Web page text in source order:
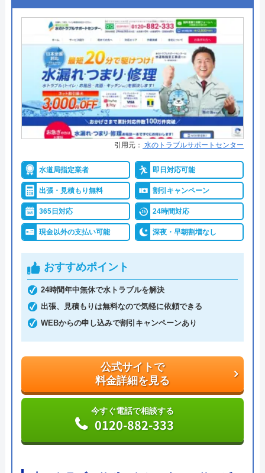
所在地
〒564-0052
大阪府吹田市広芝町6-10
対応エリア 全国
●出張見積もり 無料見積り
●支払い方法
カード支払い、コンビニ、銀行支
払、後払い
●累計実績
問い合わせ数10万件以上（2021年5
月累計）
●保証・保険
取り付け器具には1～5年間のメー
カー保証 ※消耗品など一部サービ
スを除く。
詳細は公式HPでご確認ください
水の110番救急車がおすすめの理由
「水の110番救急車」は株式会社RSが運営する水ま
わりの緊急対応サービスです。トイレ、お風呂、キ
ッチンなどの蛇口や排水溝・排水口・排水管つまり
や水漏れ修理に対応。受付時間は7:00～22:00です。
365日年中無休で営業しているので、週末や祝日で
も依頼が可能です。電話を掛けると、受付から最短
30分で駆けつけてくれます。排水管のつまり、あふ
くれます。
「WEBを見た」と伝えれば、料金から1,000円割引
に。例えば排水管の修理見積は0円。排水管修理費
用は2,200円～。業界最安値に挑戦しているので、良
心的な価格です。
引用元： 水のトラブルサポートセンター
水道局指定業者 即日対応可能
出張・見積もり無料 割引キャンペーン
365日対応 24時間対応
現金以外の支払い可能 深夜・早朝割増なし
おすすめポイント
24時間年中無休で水トラブルを解決
出張、見積もりは無料なので気軽に依頼できる
WEBからの申し込みで割引キャンペーンあり
公式サイトで
料金詳細を見る
今すぐ電話で相談する
0120-882-333